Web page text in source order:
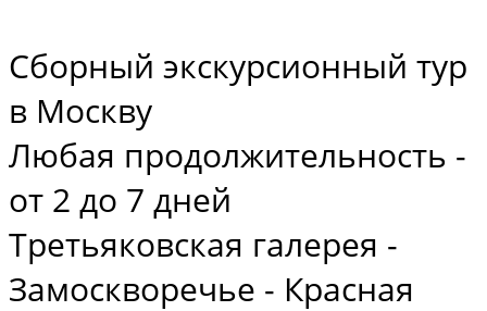
Сборный экскурсионный тур
в Москву
Любая продолжительность -
от 2 до 7 дней
Третьяковская галерея -
Замоскворечье - Красная